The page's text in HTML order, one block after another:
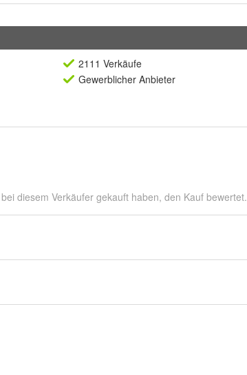
2111 Verkäufe
Gewerblicher Anbieter
diesem Verkäufer gekauft haben, den Kauf bewertet.